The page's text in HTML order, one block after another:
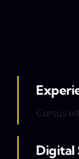
Cursus
Digital